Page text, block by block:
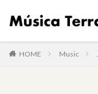
HOME Music